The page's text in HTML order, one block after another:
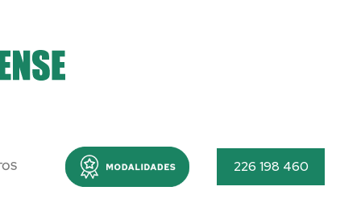
Menu 226 198 460